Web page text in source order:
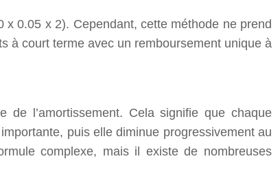
0.05 x 2). Cependant, cette méthode ne prend
à court terme avec un remboursement unique à
l’amortissement. Cela signifie que chaque
puis elle diminue progressivement au
complexe, mais il existe de nombreuses